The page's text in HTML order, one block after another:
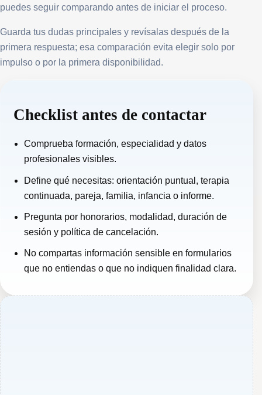
puedes seguir comparando antes de iniciar el proceso.
Guarda tus dudas principales y revísalas después de la
primera respuesta; esa comparación evita elegir solo por
impulso o por la primera disponibilidad.
Checklist antes de contactar
Comprueba formación, especialidad y datos
profesionales visibles.
Define qué necesitas: orientación puntual, terapia
continuada, pareja, familia, infancia o informe.
Pregunta por honorarios, modalidad, duración de
sesión y política de cancelación.
No compartas información sensible en formularios
que no entiendas o que no indiquen finalidad clara.